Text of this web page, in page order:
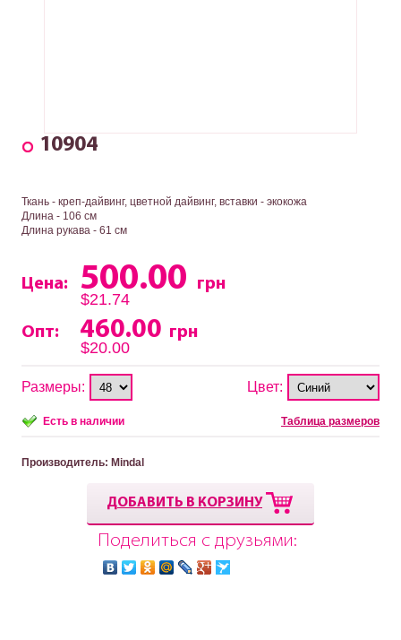
10904
Ткань - креп-дайвинг, цветной дайвинг, вставки - экокожа
Длина - 106 см
Длина рукава - 61 см
Цена: 500.00
грн
$21.74
Опт:
460.00 грн
$20.00
Размеры: Цвет:
Есть в наличии Таблица размеров
Производитель: Mindal
ДОБАВИТЬ В КОРЗИНУ
Поделиться с друзьями: